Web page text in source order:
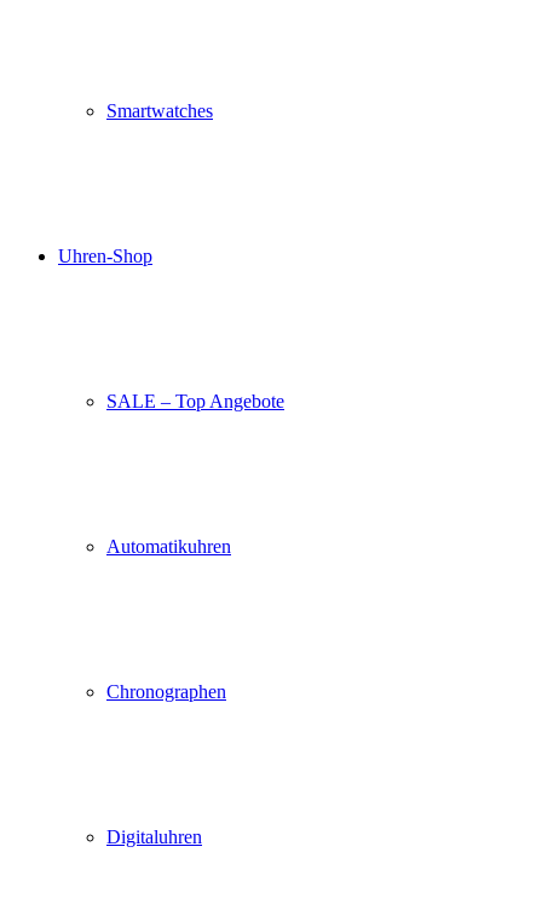
Smartwatches
Uhren-Shop
SALE – Top Angebote
Automatikuhren
Chronographen
Digitaluhren